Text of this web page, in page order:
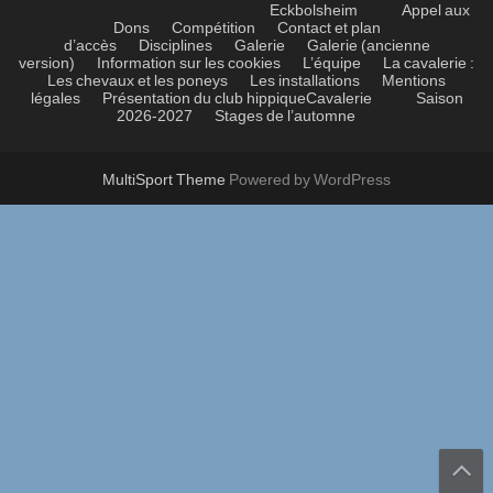
Eckbolsheim
Appel aux
Dons
Compétition
Contact et plan
d’accès
Disciplines Galerie
Galerie (ancienne
version)
Information sur les cookies L’équipe
La cavalerie :
Les chevaux et les poneys
Les installations
Mentions
légales
Présentation du club hippiqueCavalerie
Saison
2026-2027
Stages de l’automne
MultiSport Theme Powered by WordPress